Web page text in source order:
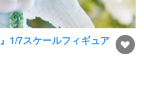
1/7スケールフィギュア